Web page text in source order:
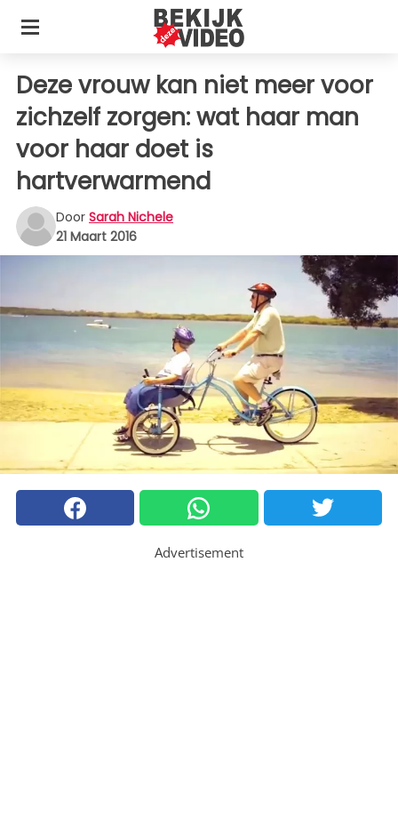
Deze vrouw kan niet meer voor
zichzelf zorgen: wat haar man
voor haar doet is
hartverwarmend
Door Sarah Nichele
21 Maart 2016
Advertisement